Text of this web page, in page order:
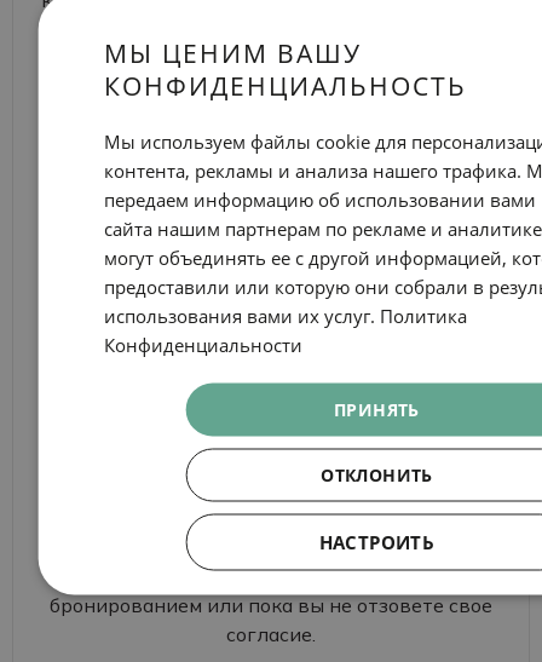
данные с целью оформления участия и выдачи
призов. Мы считаем, что у нас есть законный
согласившихся участвовать в таких
мероприятиях и что мы не нарушаем их право
на конфиденциальность и
неприкосновенность частной жизни.
Иногда, для обеспечения информационной
открытости, нам может потребоваться
публикация имени победителя на нашем веб-
сайте или в социальной сети. В таких случаях
мы заблаговременно сообщим вас юридические
условия участия.
Сколько времени мы будем хранить ваши
личные данные?
Núñez i Navarro хранит личные данные в
течение всего периода предоставления
заказанных услуг, работы с вашим
бронированием или пока вы не отзовете свое
согласие.
МЫ ЦЕНИМ ВАШУ
КОНФИДЕНЦИАЛЬНОСТЬ
Мы используем файлы cookie для
контента, рекламы и анализа нашего трафика.
передаем информацию об использовании вами
сайта нашим партнерам по рекламе и
могут объединять ее с другой информацией,
предоставили или которую они собрали в
использования вами их услуг. Политика
Конфиденциальности
ПРИНЯТЬ
ОТКЛОНИТЬ
НАСТРОИТЬ